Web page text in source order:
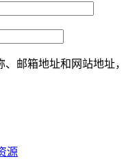
邮箱地址和网站地址，
源